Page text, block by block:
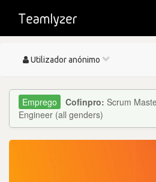
Toggle
Utilizador anónimo
Cofinpro: Scrum
Engineer (all genders)